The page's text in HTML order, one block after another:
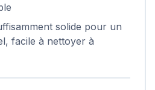
solide pour un
facile à nettoyer à